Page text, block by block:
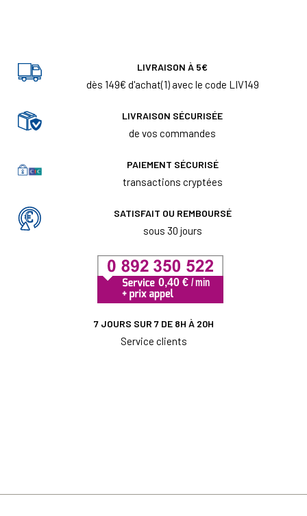
LIVRAISON À 5€
dès 149€ d'achat(1) avec le code LIV149
LIVRAISON SÉCURISÉE
de vos commandes
PAIEMENT SÉCURISÉ
transactions cryptées
SATISFAIT OU REMBOURSÉ
sous 30 jours
7 JOURS SUR 7 DE 8H À 20H
Service clients